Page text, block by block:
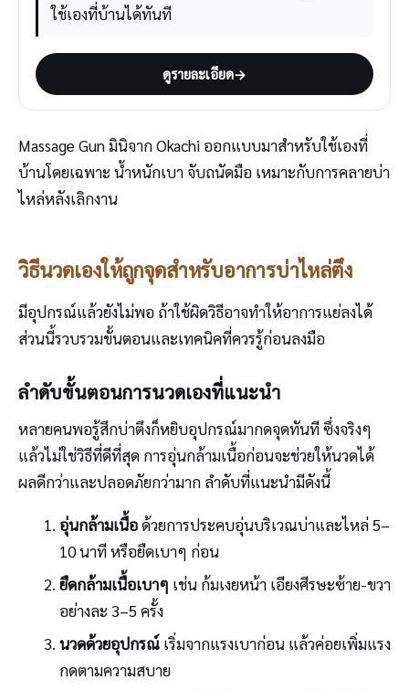
ใช้เองที่บ้านได้ทันที
ดูรายละเอียด→
Massage Gun มินิจาก Okachi ออกแบบมาสำหรับใช้เองที่
บ้านโดยเฉพาะ น้ำหนักเบา จับถนัดมือ เหมาะกับการคลายบ่า
ไหล่หลังเลิกงาน
วิธีนวดเองให้ถูกจุดสำหรับอาการบ่าไหล่ตึง
มีอุปกรณ์แล้วยังไม่พอ ถ้าใช้ผิดวิธีอาจทำให้อาการแย่ลงได้
ส่วนนี้รวบรวมขั้นตอนและเทคนิคที่ควรรู้ก่อนลงมือ
ลำดับขั้นตอนการนวดเองที่แนะนำ
หลายคนพอรู้สึกบ่าตึงก็หยิบอุปกรณ์มากดจุดทันที ซึ่งจริงๆ
แล้วไม่ใช่วิธีที่ดีที่สุด การอุ่นกล้ามเนื้อก่อนจะช่วยให้นวดได้
ผลดีกว่าและปลอดภัยกว่ามาก ลำดับที่แนะนำมีดังนี้
อุ่นกล้ามเนื้อด้วยการประคบอุ่นบริเวณบ่าและไหล่ 5–
10 นาที หรือยืดเบาๆ ก่อน
ยืดกล้ามเนื้อเบาๆ เช่น ก้มเงยหน้า เอียงศีรษะซ้าย-ขวา
อย่างละ 3–5 ครั้ง
นวดด้วยอุปกรณ์เริ่มจากแรงเบาก่อน แล้วค่อยเพิ่มแรง
กดตามความสบาย